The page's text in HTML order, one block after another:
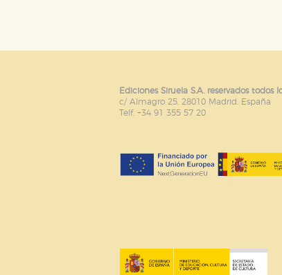
Ediciones Siruela S.A. reservados todos
c/ Almagro 25. 28010 Madrid. España
Telf. +34 91 355 57 20